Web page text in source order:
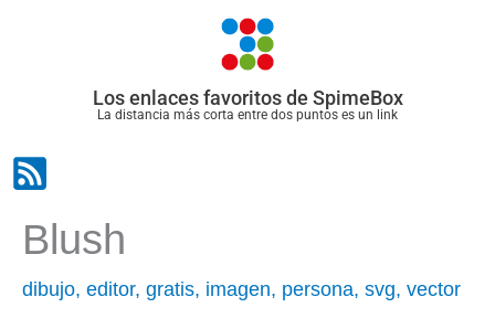
Los enlaces favoritos de SpimeBox
La distancia más corta entre dos puntos es un link
Blush
dibujo, editor, gratis, imagen, persona, svg, vector